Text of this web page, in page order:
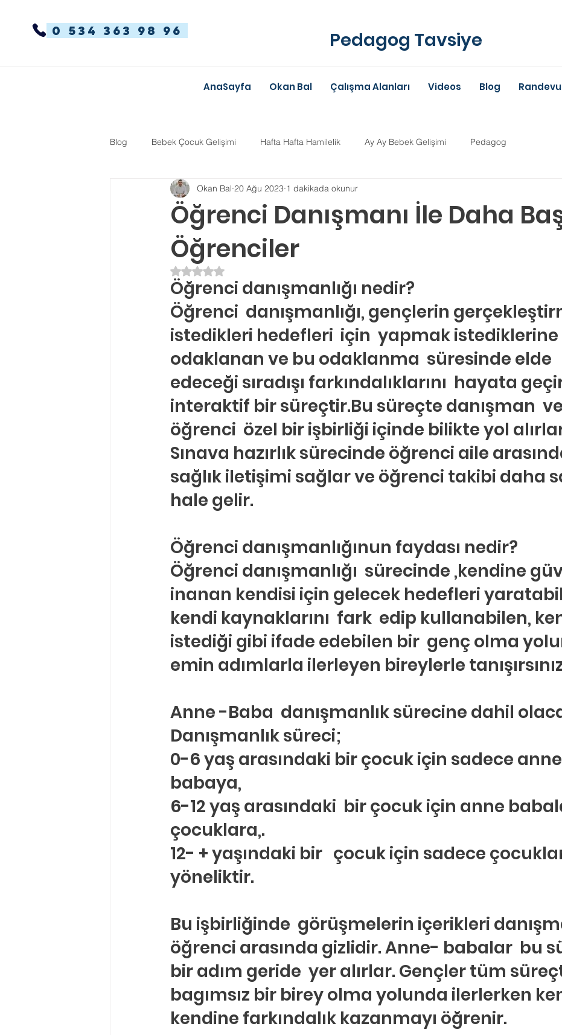
0 534 363 98 96 Pedagog Tavsiye
AnaSayfa Okan Bal Çalışma Alanları Videos Blog
Blog Bebek Çocuk Gelişimi Hafta Hafta Hamilelik Ay Ay Bebek Gelişimi Pedagog
Dikkat Dağınıklığı Hiperaktivite Anne-Baba Eğitimi
TYT-AYT Eğitim Danışmanlığı
Ergenlik Danışmanlığı PDR Rehberlik Psikoloji Tercih Danışmanı
Evlilik Terapisi
Öğrenci Danışmanı İle Daha
Öğrenciler
Okan Bal 20 Ağu 2023 1 dakikada okunur
5 üzerinden NaN yıldız
Öğrenci danışmanlığı nedir?
Öğrenci  danışmanlığı, gençlerin
istedikleri hedefleri  için  yapmak istediklerine
odaklanan ve bu odaklanma  süresinde elde
edeceği sıradışı farkındalıklarını  hayata
interaktif bir süreçtir.Bu süreçte danışman  ve
öğrenci  özel bir işbirliği içinde bilikte yol
Sınava hazırlık sürecinde öğrenci aile
sağlık iletişimi sağlar ve öğrenci takibi daha
hale gelir.
Öğrenci danışmanlığınun faydası nedir?
Öğrenci danışmanlığı  sürecinde ,kendine
inanan kendisi için gelecek hedefleri
kendi kaynaklarını  fark  edip kullanabilen,
istediği gibi ifade edebilen bir  genç olma
emin adımlarla ilerleyen bireylerle
Anne -Baba  danışmanlık sürecine dahil
Danışmanlık süreci;
0-6 yaş arasındaki bir çocuk için sadece anne
babaya,
6-12 yaş arasındaki  bir çocuk için anne
çocuklara,.
12- + yaşındaki bir   çocuk için sadece
yöneliktir.
Bu işbirliğinde  görüşmelerin içerikleri
öğrenci arasında gizlidir. Anne- babalar  bu
bir adım geride  yer alırlar. Gençler tüm
bagımsız bir birey olma yolunda ilerlerken
kendine farkındalık kazanmayı öğrenir.